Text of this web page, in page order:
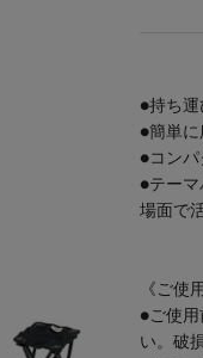
●持ち運
●簡単
●コンパ
●テー
場面で
《ご使
●ご使
い。破